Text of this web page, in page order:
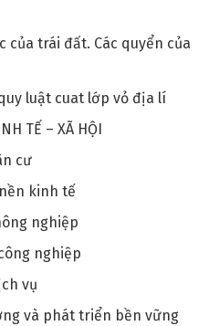
của trái đất. Các quyển của
luật cuat lớp vỏ địa lí
TẾ – XÃ HỘI
cư
kinh tế
nghiệp
nghiệp
vụ
và phát triển bền vững